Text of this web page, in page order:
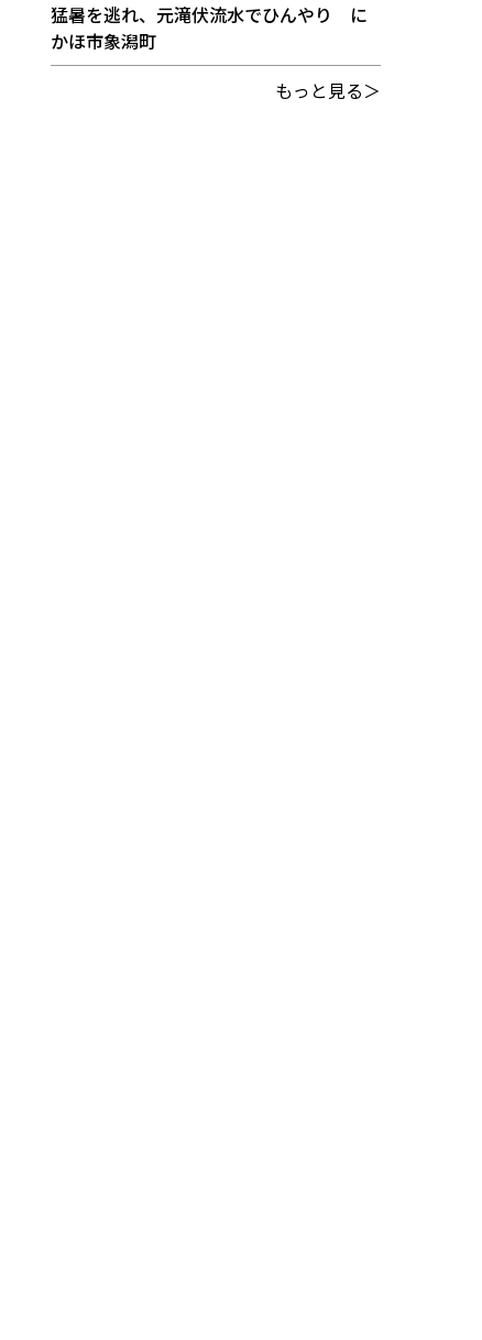
猛暑を逃れ、元滝伏流水でひんやり に
かほ市象潟町
もっと見る＞